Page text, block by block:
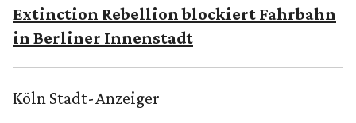
Extinction Rebellion blockiert Fahrbahn
in Berliner Innenstadt
Köln Stadt-Anzeiger